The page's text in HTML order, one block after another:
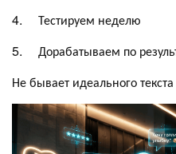
4. Тестируем неделю
5. Дорабатываем по
Не бывает идеального